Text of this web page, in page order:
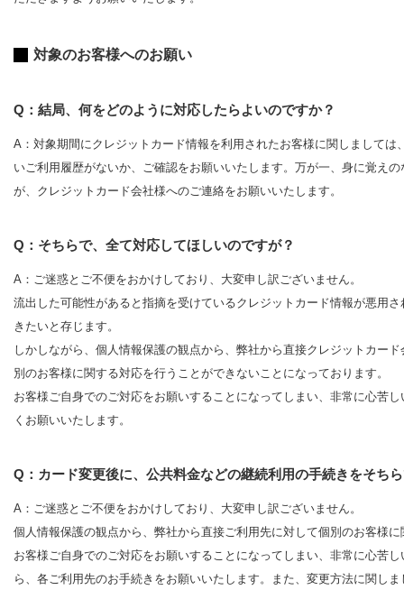
対象のお客様へのお願い
Q：結局、何をどのように対応したらよいのですか？
A：対象期間にクレジットカード情報を利用されたお客様に関しまして
いご利用履歴がないか、ご確認をお願いいたします。万が一、身に覚え
が、クレジットカード会社様へのご連絡をお願いいたします。
Q：そちらで、全て対応してほしいのですが？
A：ご迷惑とご不便をおかけしており、大変申し訳ございません。
流出した可能性があると指摘を受けているクレジットカード情報が悪用
きたいと存じます。
しかしながら、個人情報保護の観点から、弊社から直接クレジットカー
別のお客様に関する対応を行うことができないことになっております。
お客様ご自身でのご対応をお願いすることになってしまい、非常に心苦
くお願いいたします。
Q：カード変更後に、公共料金などの継続利用の手続きをそち
A：ご迷惑とご不便をおかけしており、大変申し訳ございません。
個人情報保護の観点から、弊社から直接ご利用先に対して個別のお客様
お客様ご自身でのご対応をお願いすることになってしまい、非常に心苦
ら、各ご利用先のお手続きをお願いいたします。また、変更方法に関し